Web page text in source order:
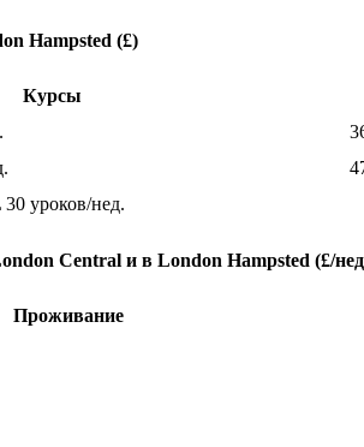
Hampsted (£)
Курсы
уроков/нед.
Central и в London Hampsted (£/
Проживание